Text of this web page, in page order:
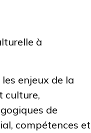
à
enjeux de la
culture,
de
compétences et